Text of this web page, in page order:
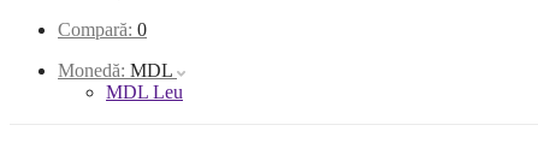
Compară: 0
Monedă: MDL
MDL Leu